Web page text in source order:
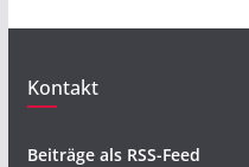
Kontakt
Beiträge als RSS-Feed